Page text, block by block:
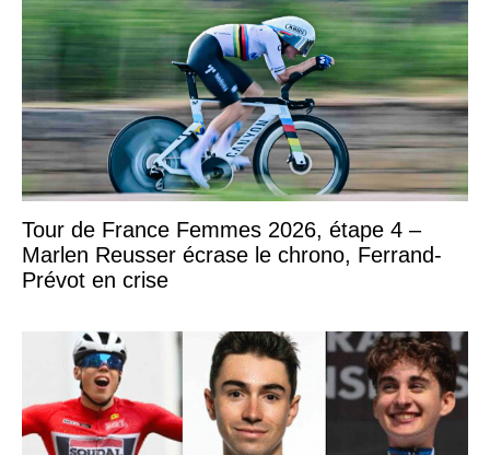
Tour de France Femmes 2026, étape 4 –
Marlen Reusser écrase le chrono, Ferrand-
Prévot en crise